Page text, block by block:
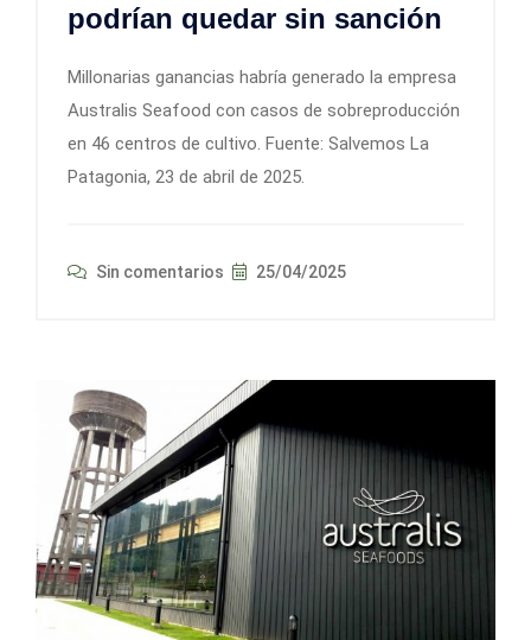
podrían quedar sin sanción
Millonarias ganancias habría generado la empresa
Australis Seafood con casos de sobreproducción
en 46 centros de cultivo. Fuente: Salvemos La
Patagonia, 23 de abril de 2025.
Sin comentarios 25/04/2025